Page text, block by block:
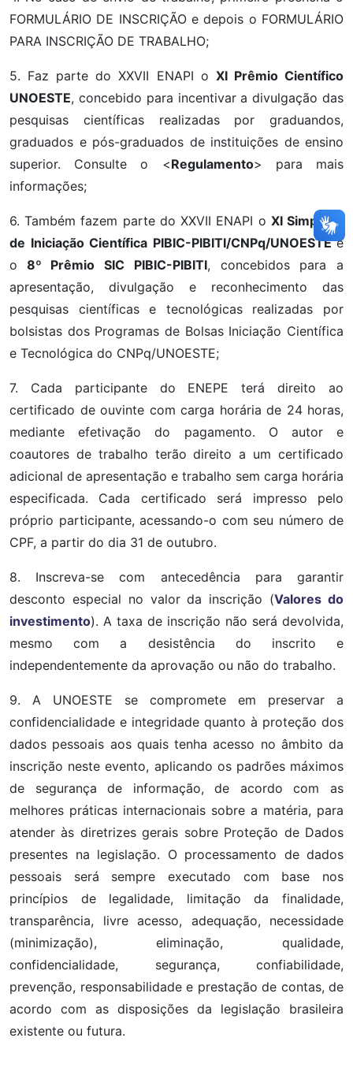
FORMULÁRIO DE INSCRIÇÃO e depois o FORMULÁRIO
PARA INSCRIÇÃO DE TRABALHO;
5. Faz parte do XXVII ENAPI o XI Prêmio Científico
UNOESTE, concebido para incentivar a divulgação das
pesquisas científicas realizadas por graduandos,
graduados e pós-graduados de instituições de ensino
superior. Consulte o <Regulamento> para mais
informações;
6. Também fazem parte do XXVII ENAPI o XISimpósio
de Iniciação Científica PIBIC-PIBITI/CNPq/UNOESTEe
o 8º Prêmio SIC PIBIC-PIBITI, concebidos para a
apresentação, divulgação e reconhecimento das
pesquisas científicas e tecnológicas realizadas por
bolsistas dos Programas de Bolsas Iniciação Científica
e Tecnológica do CNPq/UNOESTE;
7. Cada participante do ENEPE terá direito ao
certificado de ouvinte com carga horária de 24 horas,
mediante efetivação do pagamento. O autor e
coautores de trabalho terão direito a um certificado
adicional de apresentação e trabalho sem carga horária
especificada. Cada certificado será impresso pelo
próprio participante, acessando-o com seu número de
CPF, a partir do dia 31 de outubro.
8. Inscreva-se com antecedência para garantir
desconto especial no valor da inscrição (Valores do
investimento). A taxa de inscrição não será devolvida,
mesmo com a desistência do inscrito e
independentemente da aprovação ou não do trabalho.
9. A UNOESTE se
compromete em preservar a
confidencialidade e integridade quanto à proteção dos
dados pessoais aos quais tenha acesso no âmbito da
inscrição neste evento, aplicando os padrões máximos
de segurança de informação, de acordo com as
melhores práticas internacionais sobre a matéria, para
atender às diretrizes gerais sobre Proteção de Dados
presentes na legislação. O processamento de dados
pessoais será sempre executado com base nos
princípios de legalidade, limitação da finalidade,
transparência, livre acesso, adequação, necessidade
(minimização), eliminação, qualidade,
confidencialidade, segurança, confiabilidade,
prevenção, responsabilidade e prestação de contas, de
acordo com as disposições da legislação brasileira
existente ou futura.